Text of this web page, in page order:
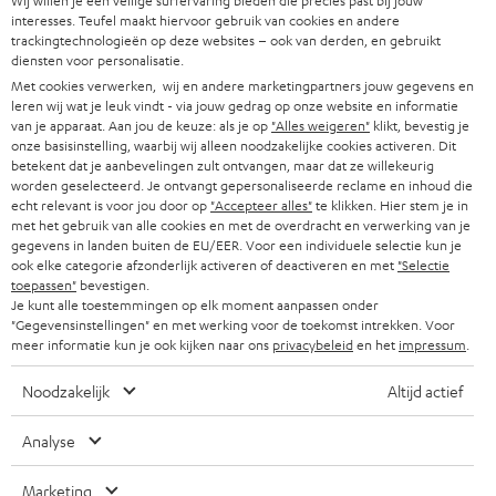
w
s
b
r
i
e
f
HIFI-SPEAKERS
SMART HOME
BLUETOOTH
KOPTELEFOONS
BLUETOOTH KOPTELEFOONS
COMPLETE SETS
SPEAKERS
IN-EAR
FANSHOP
PERS & MARKETING
B2B
PARTNERPROGRAMMA
BLOG
NEWSLETTER
STORES
TEUFEL VOORDELEN
TEUFEL STORY
MANAGEMENT
DUURZAAMHEID
DUITSLAND
OOSTENRIJK
ZWITSERLAND
NEDERLAND
BELGIË
FRANKRIJK
SPANJE
'Kennelijke' (typ)fouten voorbehouden. De op de foto's afgebeelde
accessoires zijn niet bij de levering inbegrepen. Eventuele
interesses. Teufel maakt hiervoor gebruik van cookies en andere
trackingtechnologieën op deze websites – ook van derden, en gebruikt
diensten voor personalisatie.
Met cookies verwerken, wij en andere marketingpartners jouw gegevens en
leren wij wat je leuk vindt - via jouw gedrag op onze website en informatie
van je apparaat. Aan jou de keuze: als je op "Alles weigeren" klikt, bevestig je
onze basisinstelling, waarbij wij alleen noodzakelijke cookies activeren. Dit
betekent dat je aanbevelingen zult ontvangen, maar dat ze willekeurig
worden geselecteerd. Je ontvangt gepersonaliseerde reclame en inhoud die
echt relevant is voor jou door op "Accepteer alles"te klikken. Hier stem je in
met het gebruik van alle cookies en met de overdracht en verwerking van je
gegevens in landen buiten de EU/EER. Voor een individuele selectie kun je
ook elke categorie afzonderlijk activeren of deactiveren en met "Selectie
toepassen" bevestigen.
Je kunt alle toestemmingen op elk moment aanpassen onder
"Gegevensinstellingen" en met werking voor de toekomst intrekken. Voor
meer informatie kun je ook kijken naar ons privacybeleiden het impressum
Noodzakelijk Altijd actief
Analyse
Marketing